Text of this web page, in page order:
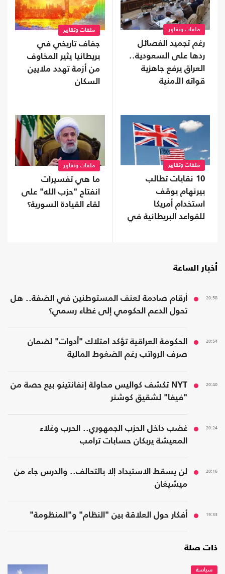
ملفات وتقارير
رغم تجميد الفصائل
ردها على السعودية..
العراق يرفع جاهزية
قواته الأمنية
ملفات وتقارير
جفاف تاريخي في
بريطانيا يثير المخاوف
من أزمة تهدد ملايين
السكان
ملفات وتقارير
10 نقابات تطالب
بيرنهام بوقف
استخدام أمريكا
للقواعد البريطانية في
ملفات وتقارير
ما هي تفسيرات
انفتاح "حزب الله" على
لقاء القيادة السورية؟
أخبار الساعة
20:58
أرقام صادمة لعنف المستوطنين في الضفة.. هل
تحول الدعم الحكومي إلى غطاء رسمي؟
20:54
الحكومة العراقية تؤكد امتلاك "أدوات" لضمان
صرف الرواتب رغم الضغوط المالية
20:40
NYT تكشف كواليس محاولة إنفانتينو بيع حصة من
"فيفا" لشقيق كوشنر
20:24
غضب داخل الحزب الجمهوري.. الحرب وغلاء
المعيشة يربكان حسابات ترامب
20:16
لن يسقط الاستبداد إلا بالتحالف.. والدرس جاء من
ميشيغان
19:33 أفكار حول العلاقة بين "النظام" و"المنظومة"
ذات صلة
سياسة